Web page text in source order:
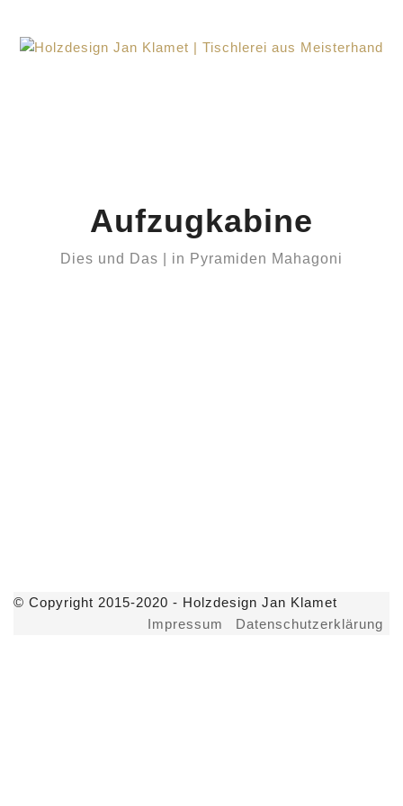
Aufzugkabine
Dies und Das | in Pyramiden Mahagoni
© Copyright 2015-2020 - Holzdesign Jan Klamet
Impressum
Datenschutzerklärung